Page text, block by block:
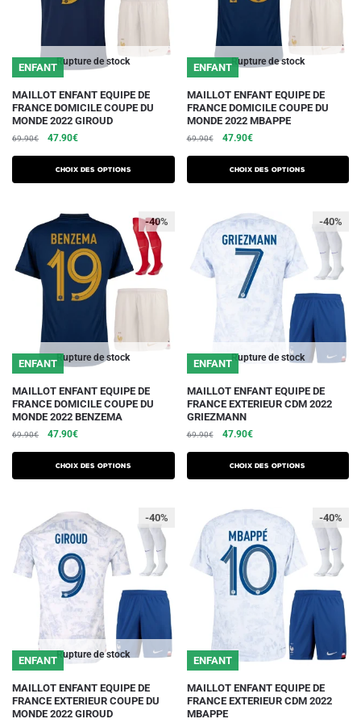
produit
produit
Rupture de stock
ENFANT
MAILLOT ENFANT EQUIPE DE
FRANCE DOMICILE COUPE DU
MONDE 2022 GIROUD
69.90€
Le
initial
était :
47.90€Le
actuel
est :
Choix des options
Ce
produit
a
variations.
peuvent
être
choisies
produit
Rupture de stock
ENFANT
MAILLOT ENFANT EQUIPE DE
FRANCE DOMICILE COUPE DU
MONDE 2022 MBAPPE
69.90€
Le
initial
était :
47.90€Le
actuel
est :
Choix des options
Ce
produit
a
variations.
peuvent
être
choisies
produit
Rupture de stock
-40%
ENFANT
MAILLOT ENFANT EQUIPE DE
FRANCE DOMICILE COUPE DU
MONDE 2022 BENZEMA
69.90€
Le
initial
était :
47.90€Le
actuel
est :
Choix des options
Ce
produit
a
plusieurs
variations.
peuvent
être
choisies
produit
Rupture de stock
-40%
ENFANT
MAILLOT ENFANT EQUIPE DE
FRANCE EXTERIEUR CDM 2022
GRIEZMANN
69.90€
Le
initial
était :
47.90€Le
actuel
est :
Choix des options
Ce
produit
a
plusieurs
variations.
peuvent
être
choisies
produit
Rupture de stock
-40%
ENFANT
MAILLOT ENFANT EQUIPE DE
FRANCE EXTERIEUR COUPE DU
MONDE 2022 GIROUD
Ce
produit
-40%
ENFANT
MAILLOT ENFANT EQUIPE DE
FRANCE EXTERIEUR CDM 2022
MBAPPE
Ce
produit